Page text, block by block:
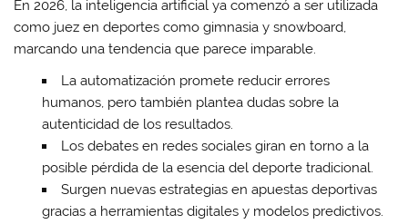
En 2026, la inteligencia artificial ya comenzó a ser utilizada
como juez en deportes como gimnasia y snowboard,
marcando una tendencia que parece imparable.
La automatización promete reducir errores
humanos, pero también plantea dudas sobre la
autenticidad de los resultados.
Los debates en redes sociales giran en torno a la
posible pérdida de la esencia del deporte tradicional.
Surgen nuevas estrategias en apuestas deportivas
gracias a herramientas digitales y modelos predictivos.